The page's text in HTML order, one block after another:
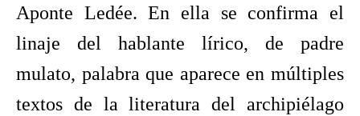
Aponte Ledée. En ella se confirma el
linaje del hablante lírico, de padre
mulato, palabra que aparece en múltiples
textos de la literatura del archipiélago